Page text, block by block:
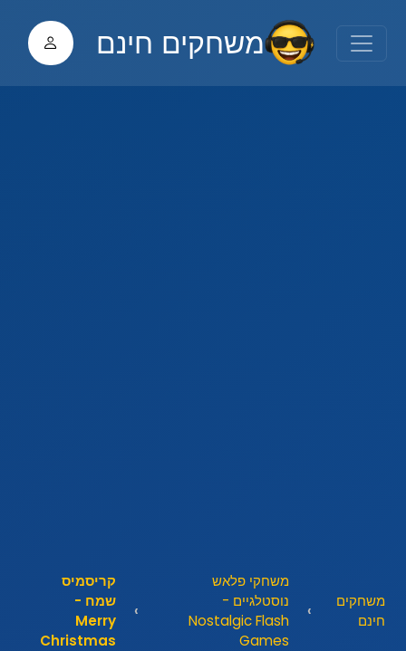
משחקים חינם
משחקים
חינם
משחקי פלאש
נוסטלגיים -
Nostalgic Flash
Games
קריסמיס
שמח -
Merry
Christmas